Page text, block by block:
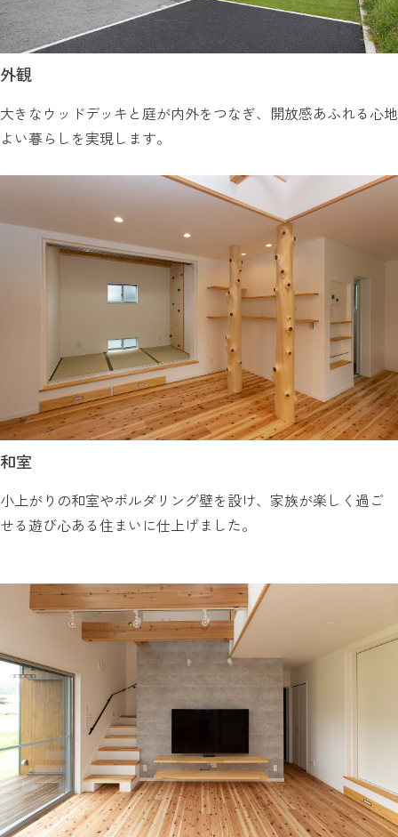
外観
大きなウッドデッキと庭が内外をつなぎ、開放感あふれる心地
よい暮らしを実現します。
和室
小上がりの和室やボルダリング壁を設け、家族が楽しく過ご
せる遊び心ある住まいに仕上げました。